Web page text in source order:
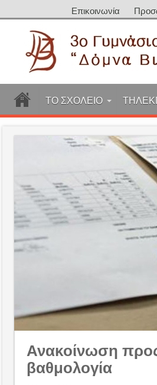
Επικοινωνία
ΤΟ ΣΧΟΛΕΙΟ
Ανακοίνωση προς
βαθμολογία